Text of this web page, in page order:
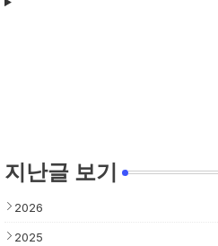
지난글 보기
2026
2025